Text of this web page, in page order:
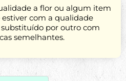
a flor ou algum item
com a qualidade
por outro com
semelhantes.